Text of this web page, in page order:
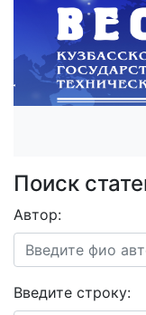
Поиск
Автор:
Введите строку: